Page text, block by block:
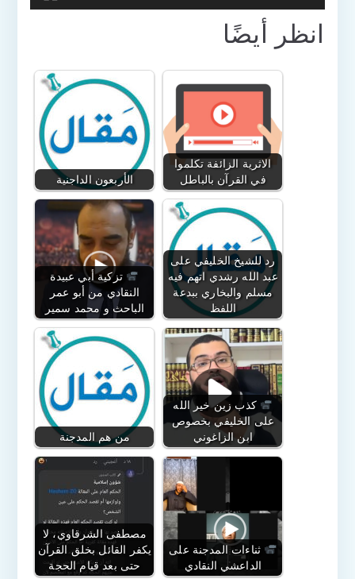
انظر أيضًا
الأربعون الداجنية
الاثرية الزائفة تكلموا
في القرآن بالباطل
تزكية أبي عبيدة
النقادي من أبو عمر
الباحث و محمد سمير
رد للشيخ الخليفي على
عبد الله رشدي اتهم فيه
مسلم والبخاري ببدعة
اللفظ
من هم المدجنة
كذب زين خير الله
على الخليفي بخصوص
ابن الزاغوني
مصطفى الشرقاوي، لا
يكفر القائل بخلق القرآن
حتى بعد قيام الحجة
ثناءات المدجنة على
الداعشي النقادي